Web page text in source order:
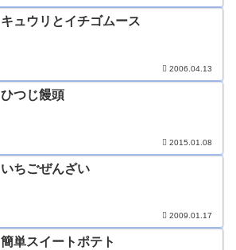
キュウリとイチゴムース
2006.04.13
ひつじ饅頭
2015.01.08
いちごぜんざい
2009.01.17
簡単スイートポテト